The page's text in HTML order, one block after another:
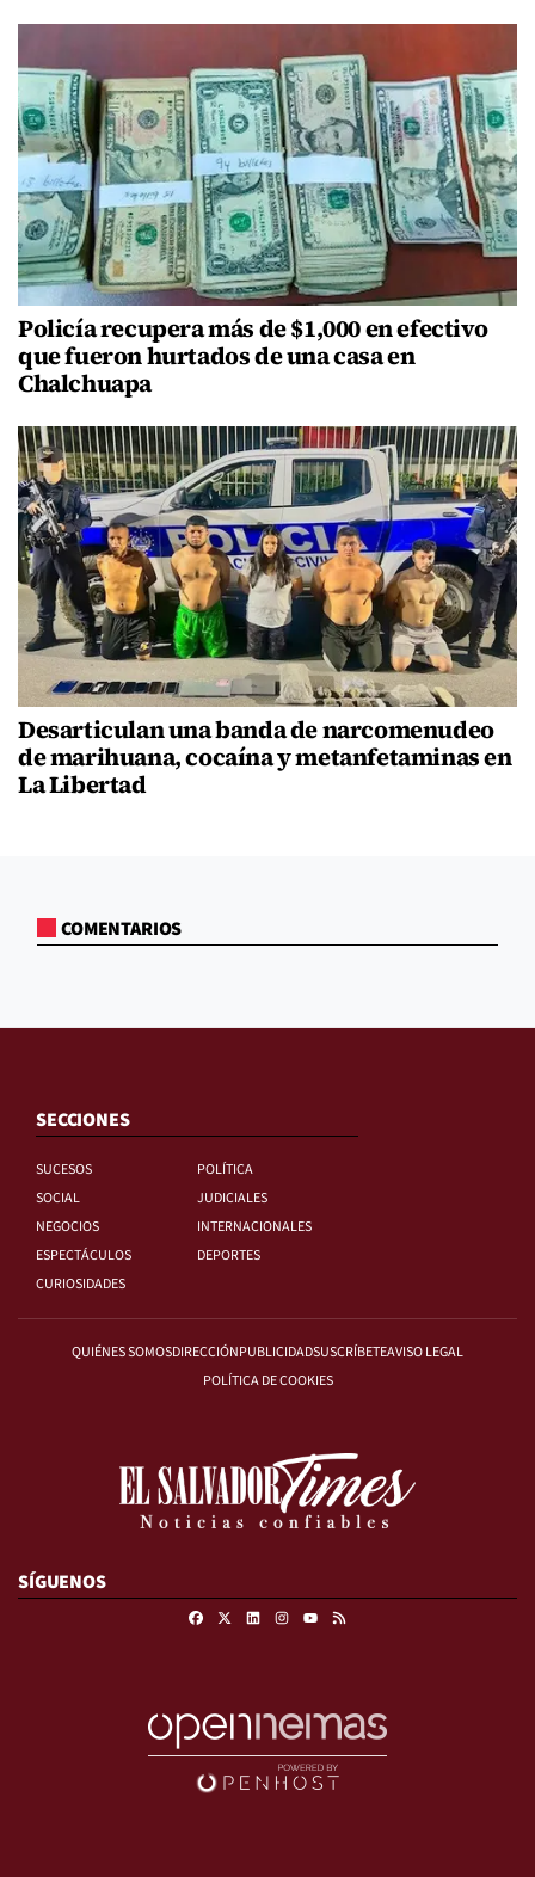
Policía recupera más de $1,000 en efectivo
que fueron hurtados de una casa en
Chalchuapa
Desarticulan una banda de narcomenudeo
de marihuana, cocaína y metanfetaminas en
La Libertad
COMENTARIOS
SECCIONES
SUCESOS
POLÍTICA
SOCIAL
JUDICIALES
NEGOCIOS
INTERNACIONALES
ESPECTÁCULOS
DEPORTES
CURIOSIDADES
QUIÉNES SOMOSDIRECCIÓNPUBLICIDADSUSCRÍBETEAVISO LEGAL
POLÍTICA DE COOKIES
SÍGUENOS
FacebookLinkedinInstagram